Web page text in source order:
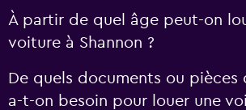
À partir de quel âge peut-on
voiture à Shannon ?
De quels documents ou
a-t-on besoin pour louer une